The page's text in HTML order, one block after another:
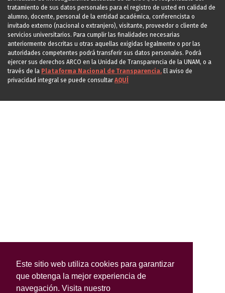
Este sitio web utiliza cookies para garantizar
que obtenga la mejor experiencia de
navegación. Visita nuestro
tratamiento de sus datos personales para el registro de usted en calidad de
alumno, docente, personal de la entidad académica, conferencista o
invitado externo (nacional o extranjero), visitante, proveedor o cliente de
servicios universitarios. Para cumplir las finalidades necesarias
anteriormente descritas u otras aquellas exigidas legalmente o por las
autoridades competentes podrá transferir sus datos personales. Podrá
ejercer sus derechos ARCO en la Unidad de Transparencia de la UNAM, o a
través de la Plataforma Nacional de Transparencia. El aviso de
privacidad integral se puede consultarAQUÍ